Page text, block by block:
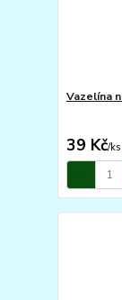
Vazelína
39 Kč/ks